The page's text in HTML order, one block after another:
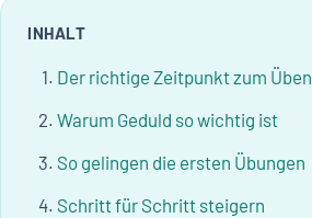
INHALT
Der richtige Zeitpunkt zum Üben
Warum Geduld so wichtig ist
So gelingen die ersten Übungen
Schritt für Schritt steigern